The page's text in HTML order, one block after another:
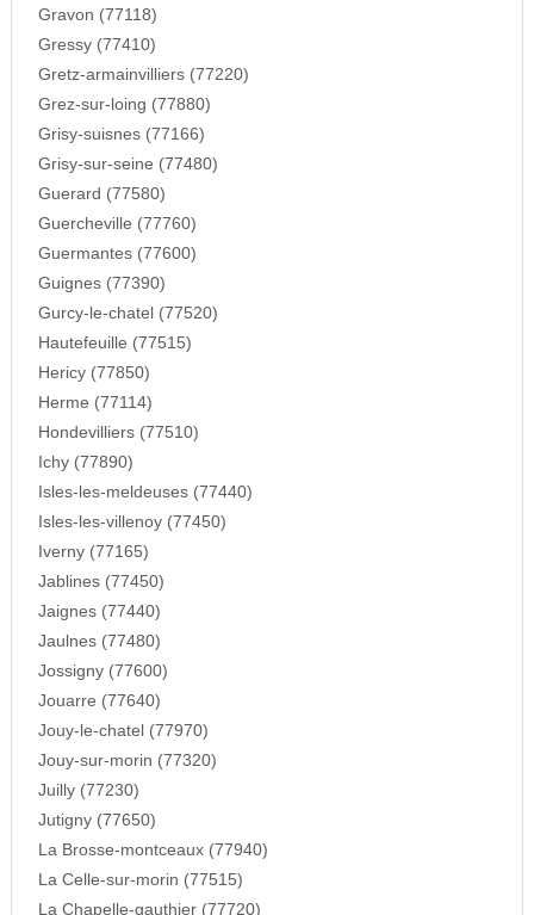
Gravon (77118)
Gressy (77410)
Gretz-armainvilliers (77220)
Grez-sur-loing (77880)
Grisy-suisnes (77166)
Grisy-sur-seine (77480)
Guerard (77580)
Guercheville (77760)
Guermantes (77600)
Guignes (77390)
Gurcy-le-chatel (77520)
Hautefeuille (77515)
Hericy (77850)
Herme (77114)
Hondevilliers (77510)
Ichy (77890)
Isles-les-meldeuses (77440)
Isles-les-villenoy (77450)
Iverny (77165)
Jablines (77450)
Jaignes (77440)
Jaulnes (77480)
Jossigny (77600)
Jouarre (77640)
Jouy-le-chatel (77970)
Jouy-sur-morin (77320)
Juilly (77230)
Jutigny (77650)
La Brosse-montceaux (77940)
La Celle-sur-morin (77515)
La Chapelle-gauthier (77720)